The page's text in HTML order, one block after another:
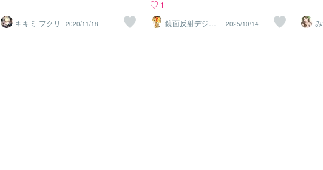
キキミ フクリ 2020/11/18
一般販売します 頭脳はヘリックスという
AIが搭載されて 人間の動きを見て学び人
の様に家の中の 仕事ができる様になりカ
1
鏡面反射デジタ
ルアート製作所
2025/10/14
み